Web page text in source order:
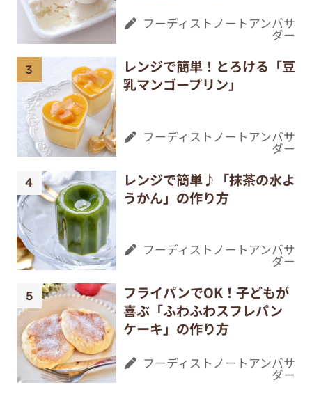
フーディストノートアンバサ
ダー
レンジで簡単！とろける「豆
乳マンゴープリン」
フーディストノートアンバサ
ダー
レンジで簡単♪「抹茶の水よ
うかん」の作り方
フーディストノートアンバサ
ダー
フライパンでOK！子どもが
喜ぶ「ふわふわスフレパン
ケーキ」の作り方
フーディストノートアンバサ
ダー